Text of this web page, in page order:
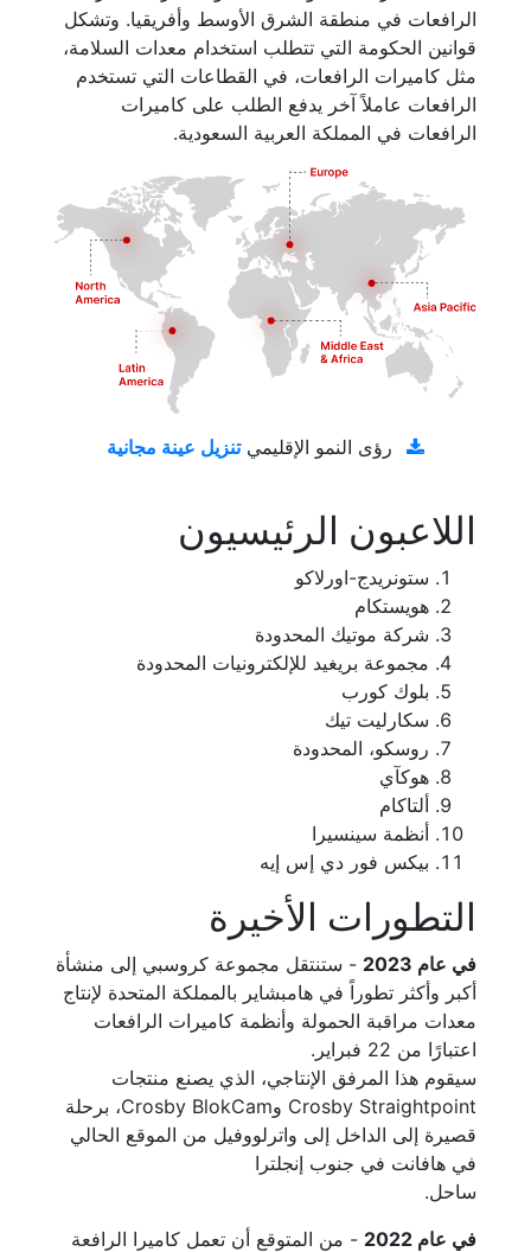
الرافعات في منطقة الشرق الأوسط وأفريقيا. وتشكل
قوانين الحكومة التي تتطلب استخدام معدات السلامة،
مثل كاميرات الرافعات، في القطاعات التي تستخدم
الرافعات عاملاً آخر يدفع الطلب على كاميرات
الرافعات في المملكة العربية السعودية.
رؤى النمو الإقليمي
اللاعبون الرئيسيون
ستونريدج-اورلاكو
هويستكام
شركة موتيك المحدودة
مجموعة بريغيد للإلكترونيات المحدودة
بلوك كورب
سكارليت تيك
روسكو، المحدودة
هوكآي
ألتاكام
أنظمة سينسيرا
بيكس فور دي إس إيه
التطورات الأخيرة
في عام 2023
- ستنتقل مجموعة كروسبي إلى منشأة
أكبر وأكثر تطوراً في هامبشاير بالمملكة المتحدة لإنتاج
معدات مراقبة الحمولة وأنظمة كاميرات الرافعات
اعتبارًا من 22 فبراير.
سيقوم هذا المرفق الإنتاجي، الذي يصنع منتجات
Crosby Straightpoint وCrosby BlokCam، برحلة
قصيرة إلى الداخل إلى واترلووفيل من الموقع الحالي
في هافانت في جنوب إنجلترا
ساحل.
في عام 2022
- من المتوقع أن تعمل كاميرا الرافعة